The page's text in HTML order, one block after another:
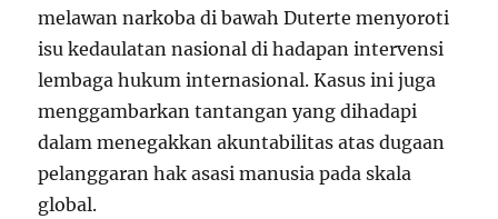
melawan narkoba di bawah Duterte menyoroti
isu kedaulatan nasional di hadapan intervensi
lembaga hukum internasional. Kasus ini juga
menggambarkan tantangan yang dihadapi
dalam menegakkan akuntabilitas atas dugaan
pelanggaran hak asasi manusia pada skala
global.